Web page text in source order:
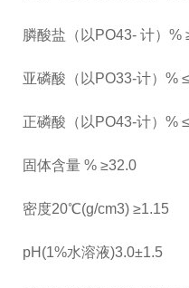
膦酸盐（以PO43- 计）%
亚磷酸（以PO33-计）%
正磷酸（以PO43-计）%
固体含量 % ≥32.0
密度20℃(g/cm3) ≥1.15
pH(1%水溶液)3.0±1.5